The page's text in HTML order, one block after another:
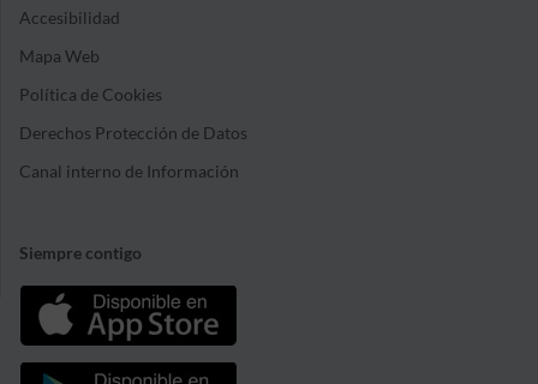
Accesibilidad
Mapa Web
Política de Cookies
Derechos Protección de Datos
Canal interno de Información
Siempre contigo